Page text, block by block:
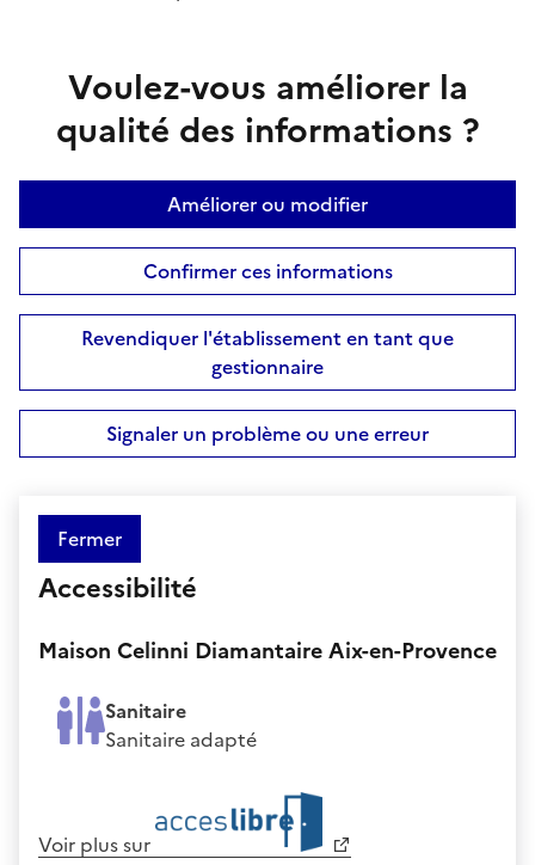
Voulez-vous améliorer la
qualité des informations ?
Améliorer ou modifier
Confirmer ces informations
Revendiquer l'établissement en tant que
gestionnaire
Signaler un problème ou une erreur
Fermer
Accessibilité
Maison Celinni Diamantaire Aix-en-Provence
Sanitaire
Sanitaire adapté
Voir plus sur